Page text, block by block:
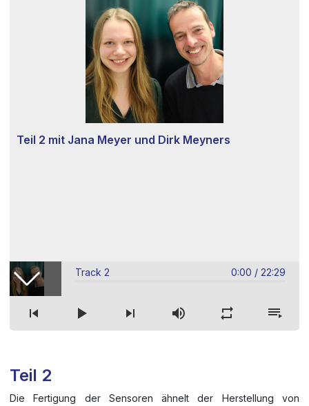
Teil 2 mit Jana Meyer und Dirk Meyners
Track 2 0:00 / 22:29
Teil 2
Die Fertigung der Sensoren ähnelt der Herstellung von